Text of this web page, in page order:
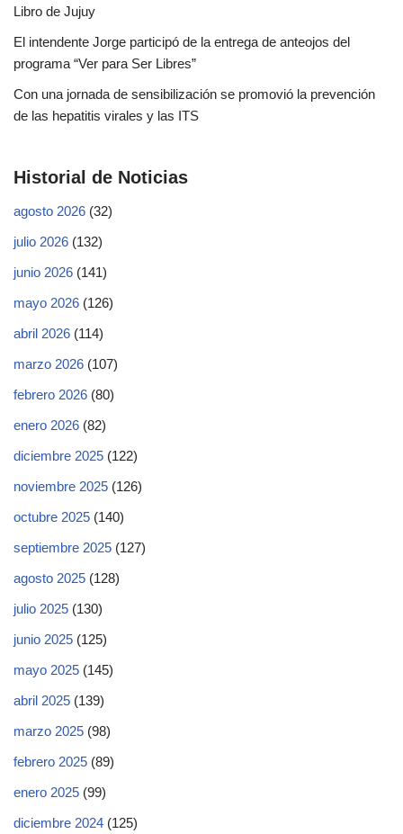
Libro de Jujuy
El intendente Jorge participó de la entrega de anteojos del
programa “Ver para Ser Libres”
Con una jornada de sensibilización se promovió la prevención
de las hepatitis virales y las ITS
Historial de Noticias
agosto 2026 (32)
julio 2026 (132)
junio 2026 (141)
mayo 2026 (126)
abril 2026 (114)
marzo 2026 (107)
febrero 2026 (80)
enero 2026 (82)
diciembre 2025 (122)
noviembre 2025 (126)
octubre 2025 (140)
septiembre 2025 (127)
agosto 2025 (128)
julio 2025 (130)
junio 2025 (125)
mayo 2025 (145)
abril 2025 (139)
marzo 2025 (98)
febrero 2025 (89)
enero 2025 (99)
diciembre 2024 (125)